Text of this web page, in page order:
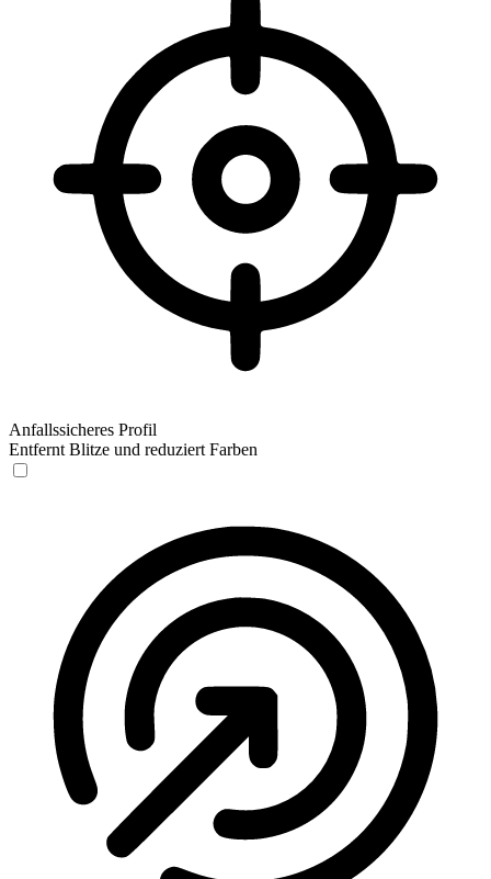
Anfallssicheres Profil
Entfernt Blitze und reduziert Farben